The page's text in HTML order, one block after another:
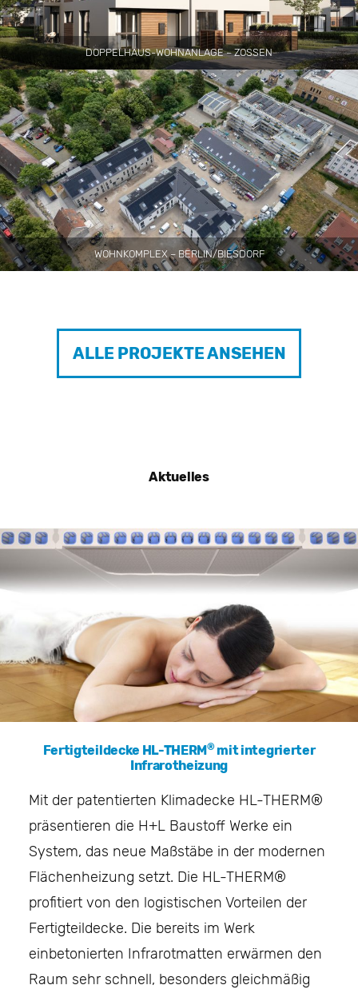
DOPPELHAUS-WOHNANLAGE – ZOSSEN
WOHNKOMPLEX – BERLIN/BIESDORF
ALLE PROJEKTE ANSEHEN
Aktuelles
Fertigteildecke HL-THERM®mit integrierter
Infrarotheizung
Mit der patentierten Klimadecke HL-THERM®
präsentieren die H+L Baustoff Werke ein
System, das neue Maßstäbe in der modernen
Flächenheizung setzt. Die HL-THERM®
profitiert von den logistischen Vorteilen der
Fertigteildecke. Die bereits im Werk
einbetonierten Infrarotmatten erwärmen den
Raum sehr schnell, besonders gleichmäßig